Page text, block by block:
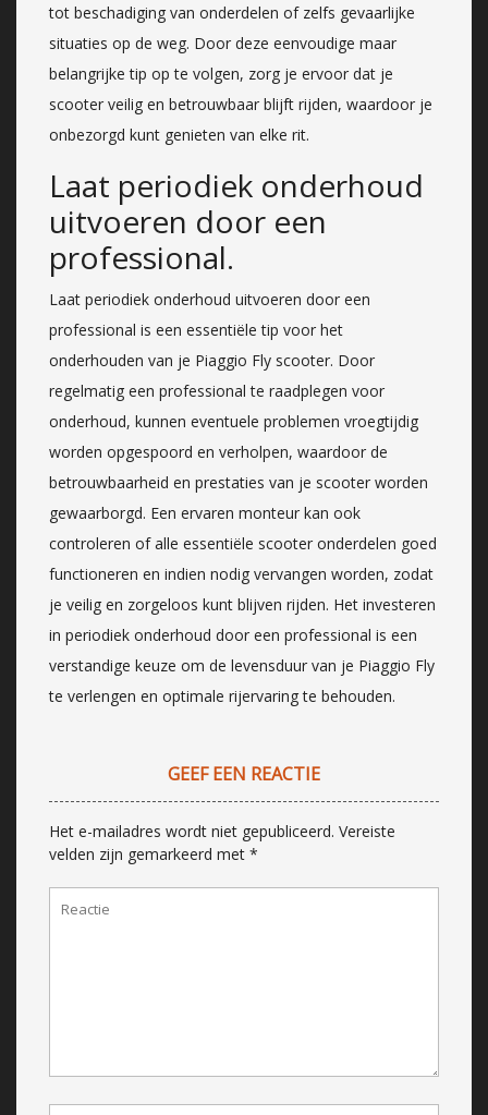
tot beschadiging van onderdelen of zelfs gevaarlijke
situaties op de weg. Door deze eenvoudige maar
belangrijke tip op te volgen, zorg je ervoor dat je
scooter veilig en betrouwbaar blijft rijden, waardoor je
onbezorgd kunt genieten van elke rit.
Laat periodiek onderhoud
uitvoeren door een
professional.
Laat periodiek onderhoud uitvoeren door een
professional is een essentiële tip voor het
onderhouden van je Piaggio Fly scooter. Door
regelmatig een professional te raadplegen voor
onderhoud, kunnen eventuele problemen vroegtijdig
worden opgespoord en verholpen, waardoor de
betrouwbaarheid en prestaties van je scooter worden
gewaarborgd. Een ervaren monteur kan ook
controleren of alle essentiële scooter onderdelen goed
functioneren en indien nodig vervangen worden, zodat
je veilig en zorgeloos kunt blijven rijden. Het investeren
in periodiek onderhoud door een professional is een
verstandige keuze om de levensduur van je Piaggio Fly
te verlengen en optimale rijervaring te behouden.
GEEF EEN REACTIE
Het e-mailadres wordt niet gepubliceerd. Vereiste
velden zijn gemarkeerd met *